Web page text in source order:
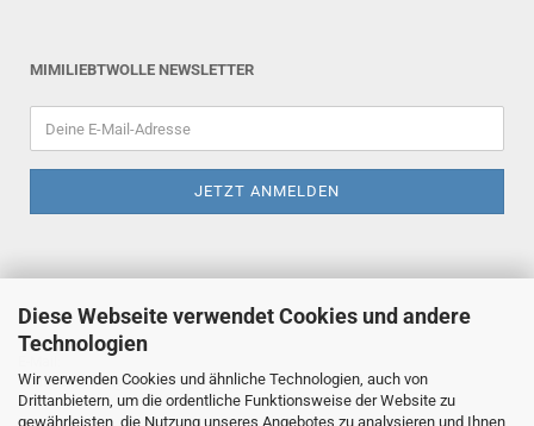
Diese Webseite verwendet Cookies und andere
Technologien
Wir verwenden Cookies und ähnliche Technologien, auch von
Drittanbietern, um die ordentliche Funktionsweise der Website zu
gewährleisten, die Nutzung unseres Angebotes zu analysieren und Ihnen
MIMILIEBTWOLLE NEWSLETTER
mimiliebtwolle@gmx.de